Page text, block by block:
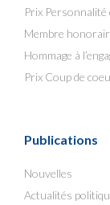
Prix Personnalité
Membre
Hommage à
Prix Coup de
Publications
Nouvelles
Actualités